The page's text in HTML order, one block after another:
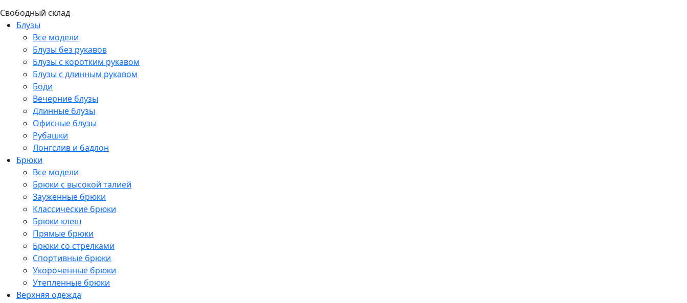
Свободный склад
Блузы
Все модели
Блузы без рукавов
Блузы с коротким рукавом
Блузы с длинным рукавом
Боди
Вечерние блузы
Длинные блузы
Офисные блузы
Рубашки
Лонгслив и бадлон
Брюки
Все модели
Брюки с высокой талией
Зауженные брюки
Классические брюки
Брюки клеш
Прямые брюки
Брюки со стрелками
Спортивные брюки
Укороченные брюки
Утепленные брюки
Верхняя одежда